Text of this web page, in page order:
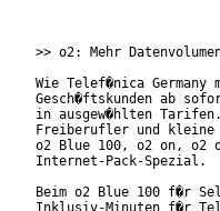
>> o2: Mehr
Wie Telef�nica
Gesch�ftskunden ab
in ausgew�hlten
Freiberufler und kleine
o2 Blue 100, o2 on, o2
Internet-Pack-Spezial.
Beim o2 Blue 100 f�r
Inklusiv-Minuten f�r